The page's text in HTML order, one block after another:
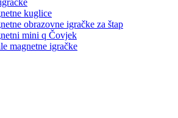
kuglice
obrazovne igračke za štap
mini q Čovjek
magnetne igračke